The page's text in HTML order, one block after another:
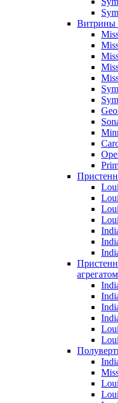
Витрины
агрегатом